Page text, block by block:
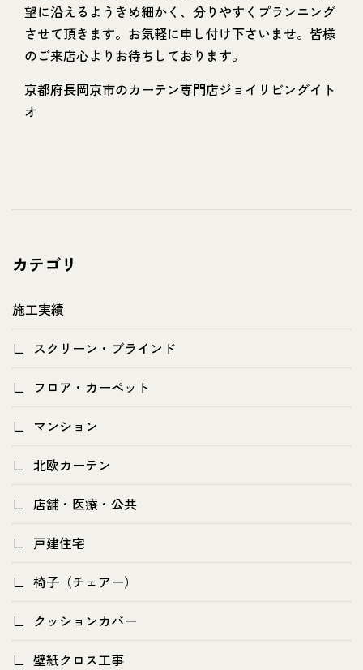
カテゴリ
施工実績
スクリーン・ブラインド
フロア・カーペット
マンション
北欧カーテン
店舗・医療・公共
戸建住宅
椅子（チェアー）
クッションカバー
壁紙クロス工事
望に沿えるようきめ細かく、分りやすくプランニング
させて頂きます。お気軽に申し付け下さいませ。皆様
のご来店心よりお待ちしております。
京都府長岡京市のカーテン専門店ジョイリビングイト
オ